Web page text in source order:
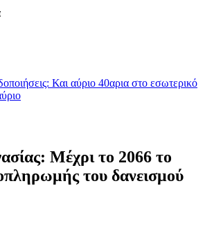
Και αύριο 40αρια στο εσωτερικό
Μέχρι το 2066 το
του δανεισμού